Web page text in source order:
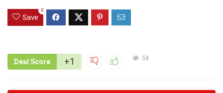
Save
0
Deal Score +1 58